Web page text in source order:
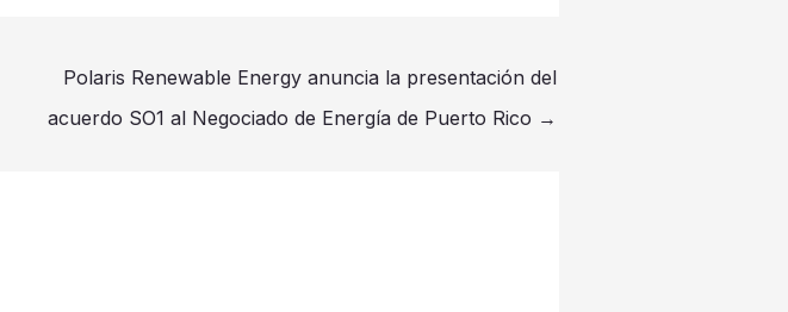
Polaris Renewable Energy anuncia la presentación del
acuerdo SO1 al Negociado de Energía de Puerto Rico →